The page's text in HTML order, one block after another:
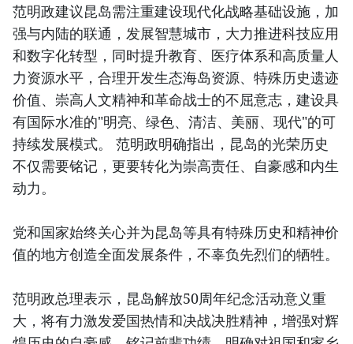
范明政建议昆岛需注重建设现代化战略基础设施，加
强与内陆的联通，发展智慧城市，大力推进科技应用
和数字化转型，同时提升教育、医疗体系和高质量人
力资源水平，合理开发生态海岛资源、特殊历史遗迹
价值、崇高人文精神和革命战士的不屈意志，建设具
有国际水准的"明亮、绿色、清洁、美丽、现代"的可
持续发展模式。 范明政明确指出，昆岛的光荣历史
不仅需要铭记，更要转化为崇高责任、自豪感和内生
动力。
党和国家始终关心并为昆岛等具有特殊历史和精神价
值的地方创造全面发展条件，不辜负先烈们的牺牲。
范明政总理表示，昆岛解放50周年纪念活动意义重
大，将有力激发爱国热情和决战决胜精神，增强对辉